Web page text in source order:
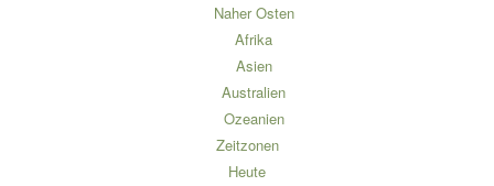
Naher Osten
Afrika
Asien
Australien
Ozeanien
Zeitzonen
Heute